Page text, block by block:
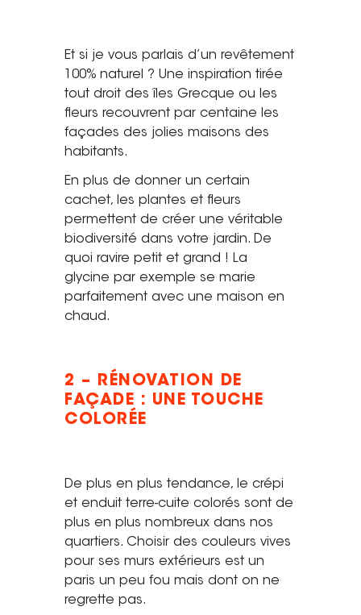
Actualités
Guide rénovation
Et si je vous parlais d’un revêtement
100% naturel ? Une inspiration tirée
tout droit des îles Grecque ou les
fleurs recouvrent par centaine les
façades des jolies maisons des
habitants.
En plus de donner un certain
cachet, les plantes et fleurs
permettent de créer une véritable
biodiversité dans votre jardin. De
quoi ravire petit et grand ! La
glycine par exemple se marie
parfaitement avec une maison en
chaud.
2 – RÉNOVATION DE
FAÇADE : UNE TOUCHE
COLORÉE
De plus en plus tendance, le crépi
et enduit terre-cuite colorés sont de
plus en plus nombreux dans nos
quartiers. Choisir des couleurs vives
pour ses murs extérieurs est un
paris un peu fou mais dont on ne
regrette pas.